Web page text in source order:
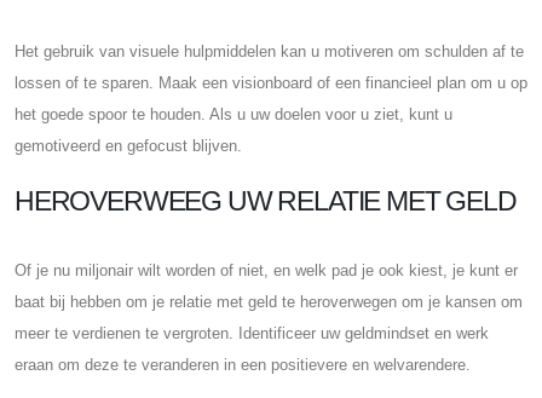
Het gebruik van visuele hulpmiddelen kan u motiveren om schulden af ​​te
lossen of te sparen. Maak een visionboard of een financieel plan om u op
het goede spoor te houden. Als u uw doelen voor u ziet, kunt u
gemotiveerd en gefocust blijven.
HEROVERWEEG UW RELATIE MET GELD
Of je nu miljonair wilt worden of niet, en welk pad je ook kiest, je kunt er
baat bij hebben om je relatie met geld te heroverwegen om je kansen om
meer te verdienen te vergroten. Identificeer uw geldmindset en werk
eraan om deze te veranderen in een positievere en welvarendere.